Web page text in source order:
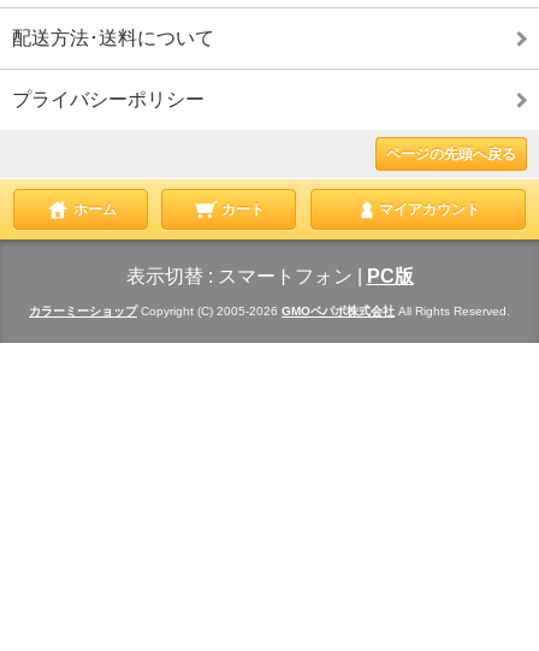
配送方法･送料について
プライバシーポリシー
ページの先頭へ戻る
ホーム カート マイアカウント
表示切替 : スマートフォン PC版
カラーミーショップCopyright (C) 2005-2026 GMOペパボ株式会社 All Rights Reserved.